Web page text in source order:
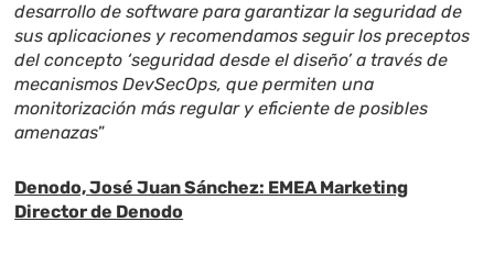
desarrollo de software para garantizar la seguridad de
sus aplicaciones y recomendamos seguir los preceptos
del concepto ‘seguridad desde el diseño’ a través de
mecanismos DevSecOps, que permiten una
monitorización más regular y eficiente de posibles
amenazas”
Denodo,José Juan Sánchez: EMEA Marketing
Director de Denodo